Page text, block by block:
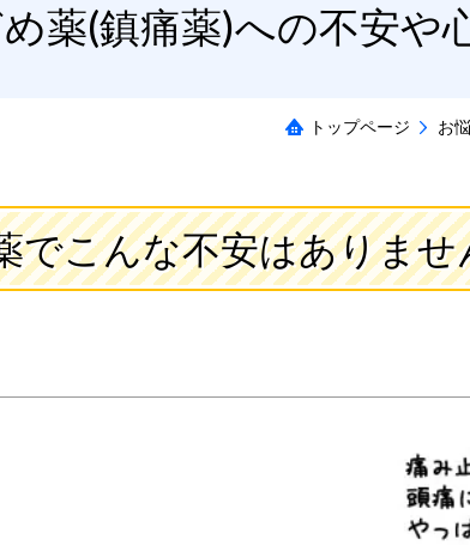
薬(鎮痛薬)への不安や
トップページ お
でこんな不安はありませ